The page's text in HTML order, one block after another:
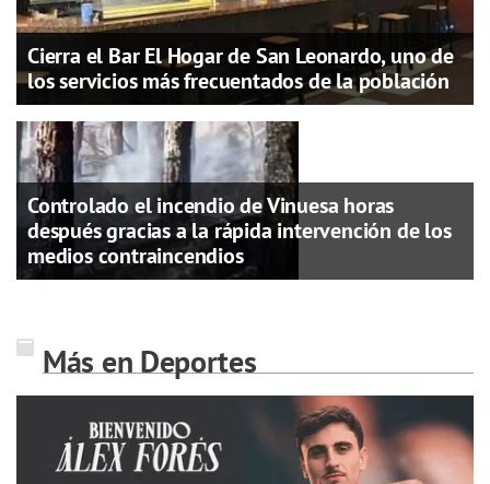
Cierra el Bar El Hogar de San Leonardo, uno de
los servicios más frecuentados de la población
Controlado el incendio de Vinuesa horas
después gracias a la rápida intervención de los
medios contraincendios
Más en Deportes